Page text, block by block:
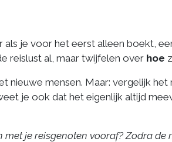
als je voor het eerst alleen boekt,
reislust al, maar twijfelen over hoe
nieuwe mensen. Maar: vergelijk
je ook dat het eigenlijk altijd
je reisgenoten vooraf? Zodra